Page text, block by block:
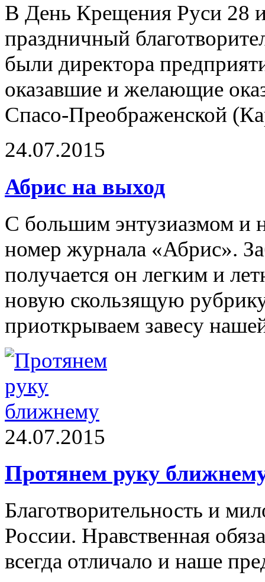
В День Крещения Руси 28
праздничный
были директора
оказавшие и желающие
Спасо-Преображенской
24.07.2015
Абрис на выход
С большим энтузиазмом и
номер журнала «Абрис».
получается он легким и
новую скользящую
приоткрываем завесу
24.07.2015
Протянем руку
Благотворительность и
России. Нравственная
всегда отличало и наше